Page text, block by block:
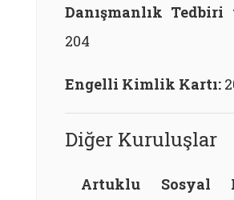
Danışmanlık
204
Engelli Kimlik Kartı:
Diğer Kuruluşlar
Artuklu Sosyal